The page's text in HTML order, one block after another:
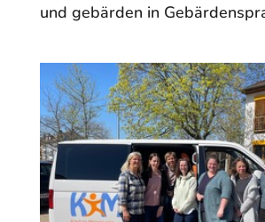
und gebärden in